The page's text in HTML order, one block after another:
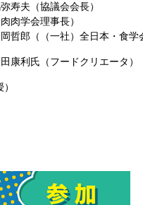
寿夫（協議会会長）
肉学会理事長）
哲郎（（一社）全日本・食学
康利氏（フードクリエータ）